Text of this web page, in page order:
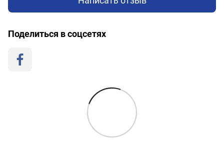
Поделиться в соцсетях